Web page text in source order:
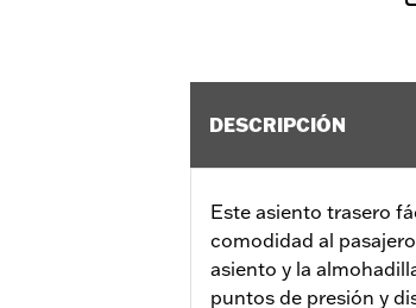
DESCRIPCIÓN
Este asiento trasero
comodidad al
asiento y la
puntos de presión y